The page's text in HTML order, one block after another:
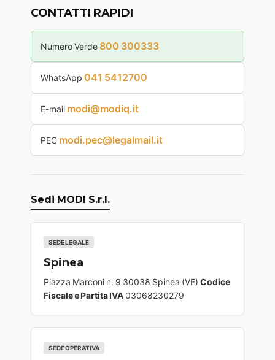
CONTATTI RAPIDI
Numero Verde 800 300333
WhatsApp 041 5412700
E-mail modi@modiq.it
PEC modi.pec@legalmail.it
Sedi MODI S.r.l.
SEDE LEGALE
Spinea
Piazza Marconi n. 9 30038 Spinea (VE) Codice
Fiscale e Partita IVA03068230279
SEDE OPERATIVA